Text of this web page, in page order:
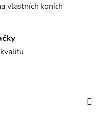
vlastních koních